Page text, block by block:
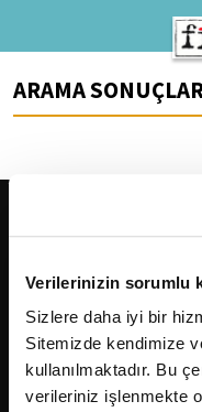
Verilerinizin sorumlu
Sizlere daha iyi bir
Sitemizde kendimize
kullanılmaktadır. Bu
verileriniz işlenmekte
ARAMA
2026Fikriyat. Tüm